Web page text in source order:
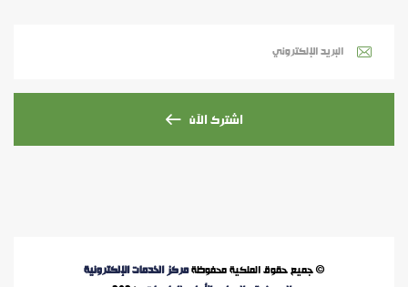
اشترك الآن
© جميع حقوق الملكية محفوظةمركز الخدمات الإلكترونية